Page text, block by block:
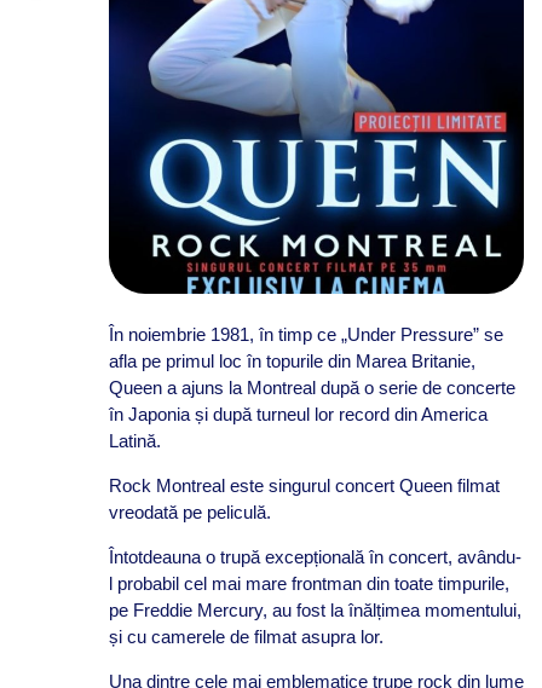
În noiembrie 1981, în timp ce „Under Pressure” se
afla pe primul loc în topurile din Marea Britanie,
Queen a ajuns la Montreal după o serie de concerte
în Japonia și după turneul lor record din America
Latină.
Rock Montreal este singurul concert Queen filmat
vreodată pe peliculă.
Întotdeauna o trupă excepțională în concert, avându-
l probabil cel mai mare frontman din toate timpurile,
pe Freddie Mercury, au fost la înălțimea momentului,
și cu camerele de filmat asupra lor.
Una dintre cele mai emblematice trupe rock din lume